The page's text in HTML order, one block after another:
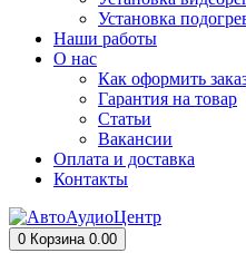
Установка
Наши работы
О нас
Как оформить
Гарантия на товар
Статьи
Вакансии
Оплата и доставка
Контакты
0 Корзина 0.00